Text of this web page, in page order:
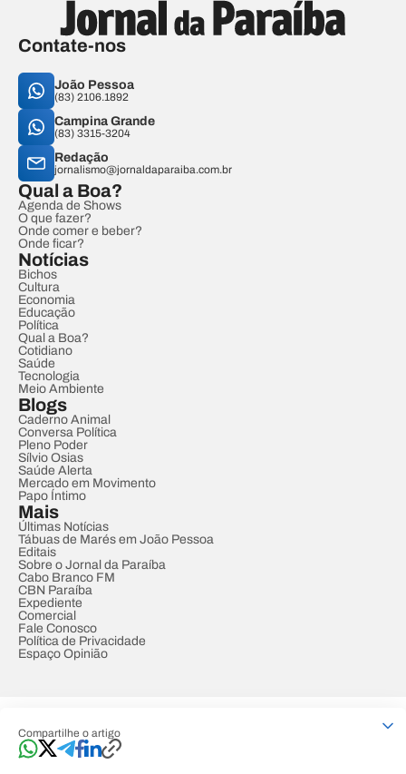
Compartilhe o artigo
Contate-nos
João Pessoa
(83) 2106.1892
Campina Grande
(83) 3315-3204
Redação
jornalismo@jornaldaparaiba.com.br
Qual a Boa?
Agenda de Shows
O que fazer?
Onde comer e beber?
Onde ficar?
Notícias
Bichos
Cultura
Economia
Educação
Política
Qual a Boa?
Cotidiano
Saúde
Tecnologia
Meio Ambiente
Blogs
Caderno Animal
Conversa Política
Pleno Poder
Sílvio Osias
Saúde Alerta
Mercado em Movimento
Papo Íntimo
Mais
Últimas Notícias
Tábuas de Marés em João Pessoa
Editais
Sobre o Jornal da Paraíba
Cabo Branco FM
CBN Paraíba
Expediente
Comercial
Fale Conosco
Política de Privacidade
Espaço Opinião
Developed by Designed by